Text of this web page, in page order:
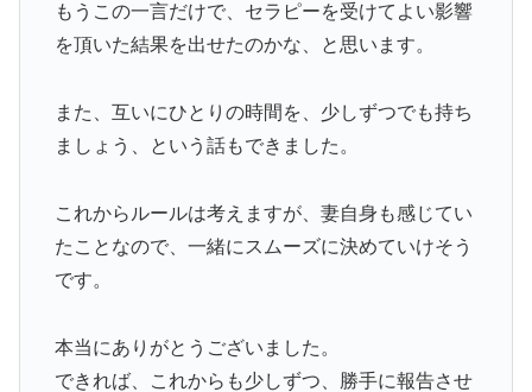
もうこの一言だけで、セラピーを受けてよい影響
を頂いた結果を出せたのかな、と思います。
また、互いにひとりの時間を、少しずつでも持ち
ましょう、という話もできました。
これからルールは考えますが、妻自身も感じてい
たことなので、一緒にスムーズに決めていけそう
です。
本当にありがとうございました。
できれば、これからも少しずつ、勝手に報告させ